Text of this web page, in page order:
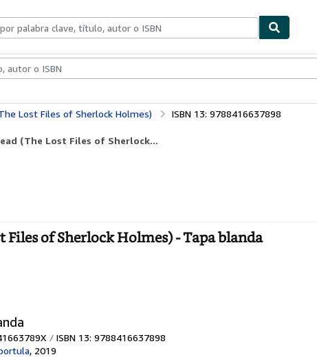
y coleccionismo
Lost Files of Sherlock Holmes) ISBN 13: 9788416637898
(The Lost Files of Sherlock...
of Sherlock Holmes) - Tapa blanda
ISBN 13: 9788416637898
, 2019